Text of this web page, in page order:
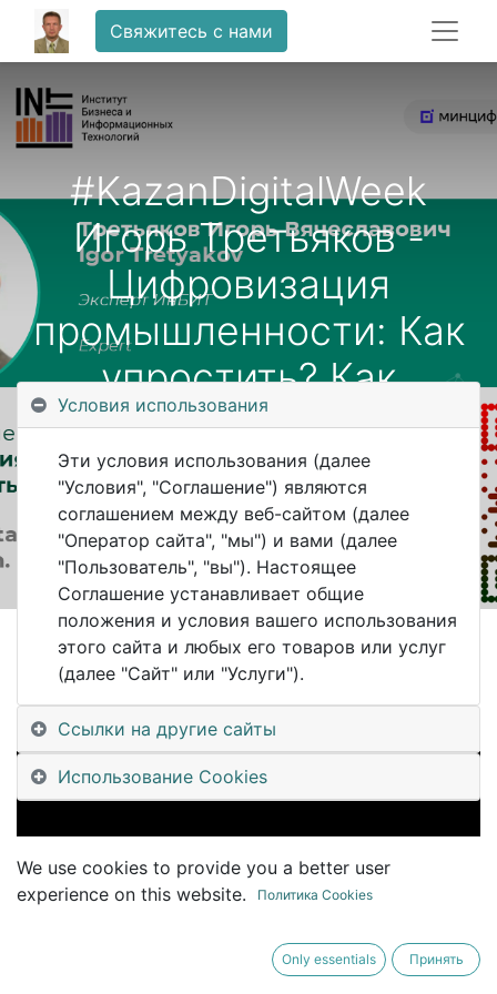
Свяжитесь с нами
#KazanDigitalWeek
Игорь Третьяков -
Цифровизация
промышленности: Как
упростить? Как
ускорить? Где искать
эффекты?
All Blogs
News
#KazanDigitalWeek Игорь Третьяков - Цифровизация промышленности: Как упростить? Как ускорить? Где искать эффекты?
Условия использования
Эти условия использования (далее
"Условия", "Соглашение") являются
соглашением между веб-сайтом (далее
"Оператор сайта", "мы") и вами (далее
"Пользователь", "вы"). Настоящее
Соглашение устанавливает общие
положения и условия вашего использования
этого сайта и любых его товаров или услуг
(далее "Сайт" или "Услуги").
Ссылки на другие сайты
Использование Cookies
We use cookies to provide you a better user
experience on this website.
Политика Cookies
Only essentials Принять